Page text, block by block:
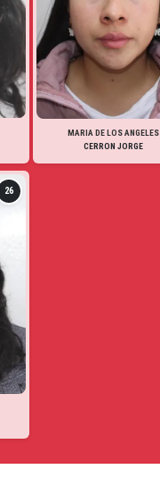
MARIA DE LOS ANGELES
CERRON JORGE
26